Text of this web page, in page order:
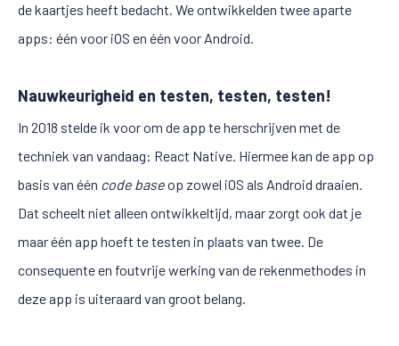
de kaartjes heeft bedacht. We ontwikkelden twee aparte
apps: één voor iOS en één voor Android.
Nauwkeurigheid en testen, testen, testen!
In 2018 stelde ik voor om de app te herschrijven met de
techniek van vandaag: React Native. Hiermee kan de app op
basis van één code baseop zowel iOS als Android draaien.
Dat scheelt niet alleen ontwikkeltijd, maar zorgt ook dat je
maar één app hoeft te testen in plaats van twee. De
consequente en foutvrije werking van de rekenmethodes in
deze app is uiteraard van groot belang.